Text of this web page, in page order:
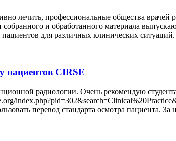
лечить, профессиональные общества
и обработанного материала
для различных клинических
пациентов CIRSE
радиологии. Очень рекомендую
перевод стандарта осмотра пациента.